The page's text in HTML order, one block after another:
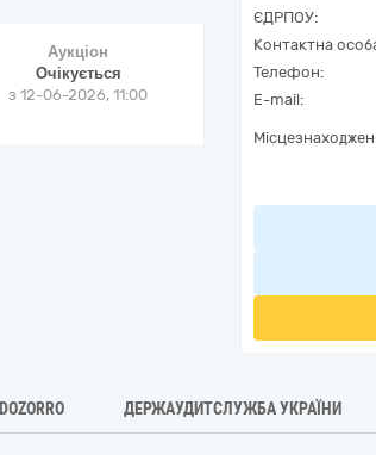
Аукціон
Очікується
з12-06-2026, 11:00
ЄДРПОУ:
Контактна
Телефон:
E-mail:
DOZORRO ДЕРЖАУДИТСЛУЖБА УКРАЇНИ